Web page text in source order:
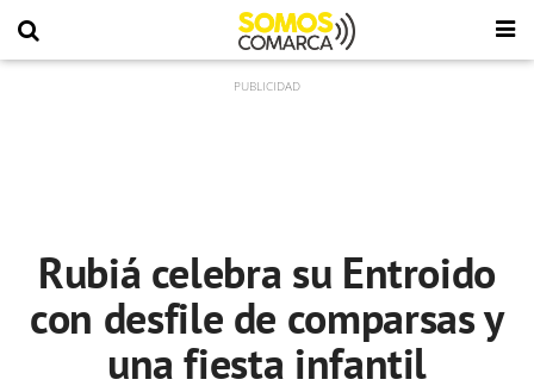
Rubiá celebra su Entroido
con desfile de comparsas y
una fiesta infantil